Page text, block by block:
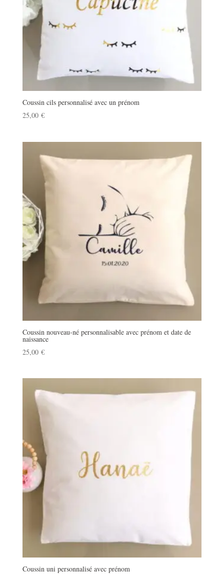
Coussin cils personnalisé avec un prénom
25,00 €
Coussin nouveau-né personnalisable avec prénom et date de
naissance
25,00 €
Coussin uni personnalisé avec prénom